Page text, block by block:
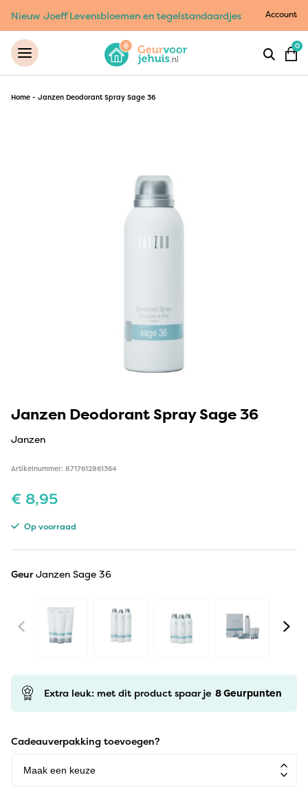
Nieuw Joeff Levensbloemen en tegelstandaardjes Account
0
Home - Janzen Deodorant Spray Sage 36
Janzen Deodorant Spray Sage 36
Janzen
Artikelnummer: 8717612861364
€ 8,95
Op voorraad
GeurJanzen Sage 36
Extra leuk: met dit product spaar je 8Geurpunten
Cadeauverpakking toevoegen?